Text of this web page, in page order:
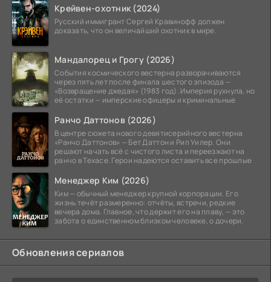
Крейвен-охотник (2024)
Русский иммигрант Сергей Кравинофф должен
доказать, что он величайший охотник в мире.
Мандалорец и Грогу (2026)
События космического вестерна разворачиваются
через пять лет после финала шестого эпизода —
«Возвращение джедая» (1983 год). Империя рухнула, но
её остатки — имперские офицеры и криминальные
Ранчо Даттонов (2026)
В центре сюжета нового девятисерийного вестерна
«Ранчо Даттонов» — Бет Даттон и Рип Уилер. Они
решают начать всё с чистого листа и переезжают на
ранчо в Техасе. Герои надеются оставить все прошлые
Менеджер Ким (2026)
Ким — обычный менеджер крупной корпорации. Его
жизнь течёт размеренно: отчёты, встречи, редкие
вечера дома. Главное, что держит его на плаву, — это
забота о единственном близком человеке, о дочери.
Обновления сериалов